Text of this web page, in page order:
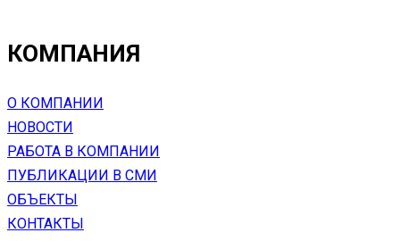
КОМПАНИЯ
О КОМПАНИИ
НОВОСТИ
РАБОТА В КОМПАНИИ
ПУБЛИКАЦИИ В СМИ
ОБЪЕКТЫ
КОНТАКТЫ